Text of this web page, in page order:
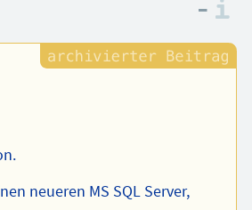
–
neueren MS SQL Server,